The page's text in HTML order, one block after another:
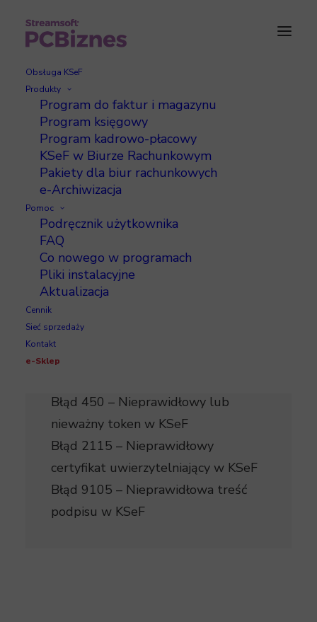
Obsługa KSeF
Produkty
Program do faktur i magazynu
Program księgowy
Program kadrowo-płacowy
KSeF w Biurze Rachunkowym
Pakiety dla biur rachunkowych
e-Archiwizacja
Pomoc
Podręcznik użytkownika
FAQ
Co nowego w programach
Pliki instalacyjne
Aktualizacja
Cennik
Sieć sprzedaży
Kontakt
e-Sklep
Najczęstsze problemy z
KSeF – jak je
rozwiązać?
Błąd 403 – Brak uprawnień do
pobierania dokumentów z KSeF
Błąd 415 – Brak uprawnień osoby
Błąd 450 – Nieprawidłowy lub
nieważny token w KSeF
Błąd 2115 – Nieprawidłowy
certyfikat uwierzytelniający w KSeF
Błąd 9105 – Nieprawidłowa treść
podpisu w KSeF